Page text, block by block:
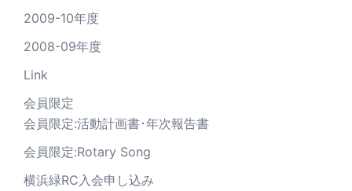
2009-10年度
2008-09年度
Link
会員限定
会員限定:活動計画書･年次報告書
会員限定:Rotary Song
横浜緑RC入会申し込み